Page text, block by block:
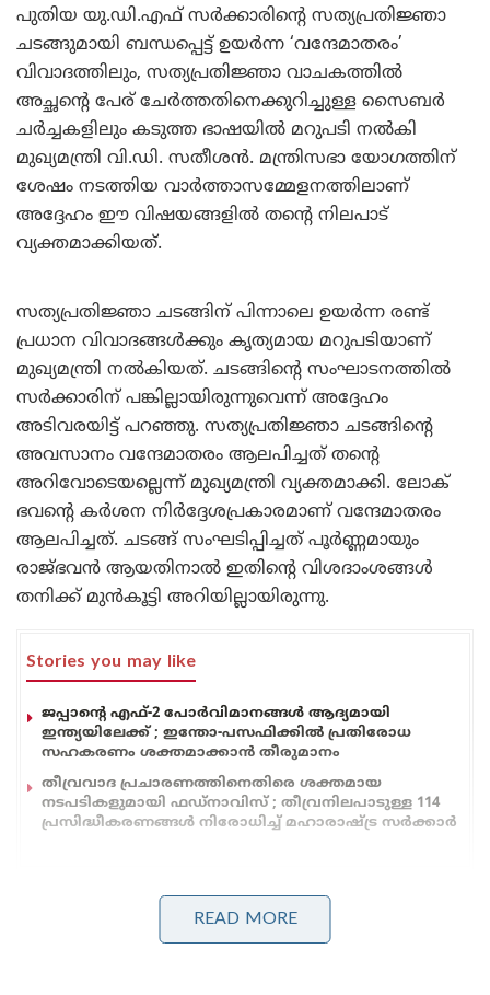
പുതിയ യു.ഡി.എഫ് സർക്കാരിന്റെ സത്യപ്രതിജ്ഞാ
ചടങ്ങുമായി ബന്ധപ്പെട്ട് ഉയർന്ന ‘വന്ദേമാതരം’
വിവാദത്തിലും, സത്യപ്രതിജ്ഞാ വാചകത്തിൽ
അച്ഛന്റെ പേര് ചേർത്തതിനെക്കുറിച്ചുള്ള സൈബർ
ചർച്ചകളിലും കടുത്ത ഭാഷയിൽ മറുപടി നൽകി
മുഖ്യമന്ത്രി വി.ഡി. സതീശൻ. മന്ത്രിസഭാ യോഗത്തിന്
ശേഷം നടത്തിയ വാർത്താസമ്മേളനത്തിലാണ്
അദ്ദേഹം ഈ വിഷയങ്ങളിൽ തന്റെ നിലപാട്
വ്യക്തമാക്കിയത്.
സത്യപ്രതിജ്ഞാ ചടങ്ങിന് പിന്നാലെ ഉയർന്ന രണ്ട്
പ്രധാന വിവാദങ്ങൾക്കും കൃത്യമായ മറുപടിയാണ്
മുഖ്യമന്ത്രി നൽകിയത്. ചടങ്ങിന്റെ സംഘാടനത്തിൽ
സർക്കാരിന് പങ്കില്ലായിരുന്നുവെന്ന് അദ്ദേഹം
അടിവരയിട്ട് പറഞ്ഞു. സത്യപ്രതിജ്ഞാ ചടങ്ങിന്റെ
അവസാനം വന്ദേമാതരം ആലപിച്ചത് തന്റെ
അറിവോടെയല്ലെന്ന് മുഖ്യമന്ത്രി വ്യക്തമാക്കി. ലോക്
ഭവന്റെ കർശന നിർദ്ദേശപ്രകാരമാണ് വന്ദേമാതരം
ആലപിച്ചത്. ചടങ്ങ് സംഘടിപ്പിച്ചത് പൂർണ്ണമായും
രാജ്ഭവൻ ആയതിനാൽ ഇതിന്റെ വിശദാംശങ്ങൾ
തനിക്ക് മുൻകൂട്ടി അറിയില്ലായിരുന്നു.
Stories you may like
ജപ്പാന്റെ എഫ്-2 പോർവിമാനങ്ങൾ ആദ്യമായി
ഇന്ത്യയിലേക്ക് ; ഇന്തോ-പസഫിക്കിൽ പ്രതിരോധ
സഹകരണം ശക്തമാക്കാൻ തീരുമാനം
തീവ്രവാദ പ്രചാരണത്തിനെതിരെ ശക്തമായ
നടപടികളുമായി ഫഡ്നാവിസ് ; തീവ്രനിലപാടുള്ള 114
പ്രസിദ്ധീകരണങ്ങൾ നിരോധിച്ച് മഹാരാഷ്ട്ര സർക്കാർ
വന്ദേമാതരം ഗീതം മുഴുവനായി ആലപിക്കുമെന്ന
കാര്യവും തനിക്ക് അറിയില്ലായിരുന്നുവെന്ന് സതീശൻ
READ MORE